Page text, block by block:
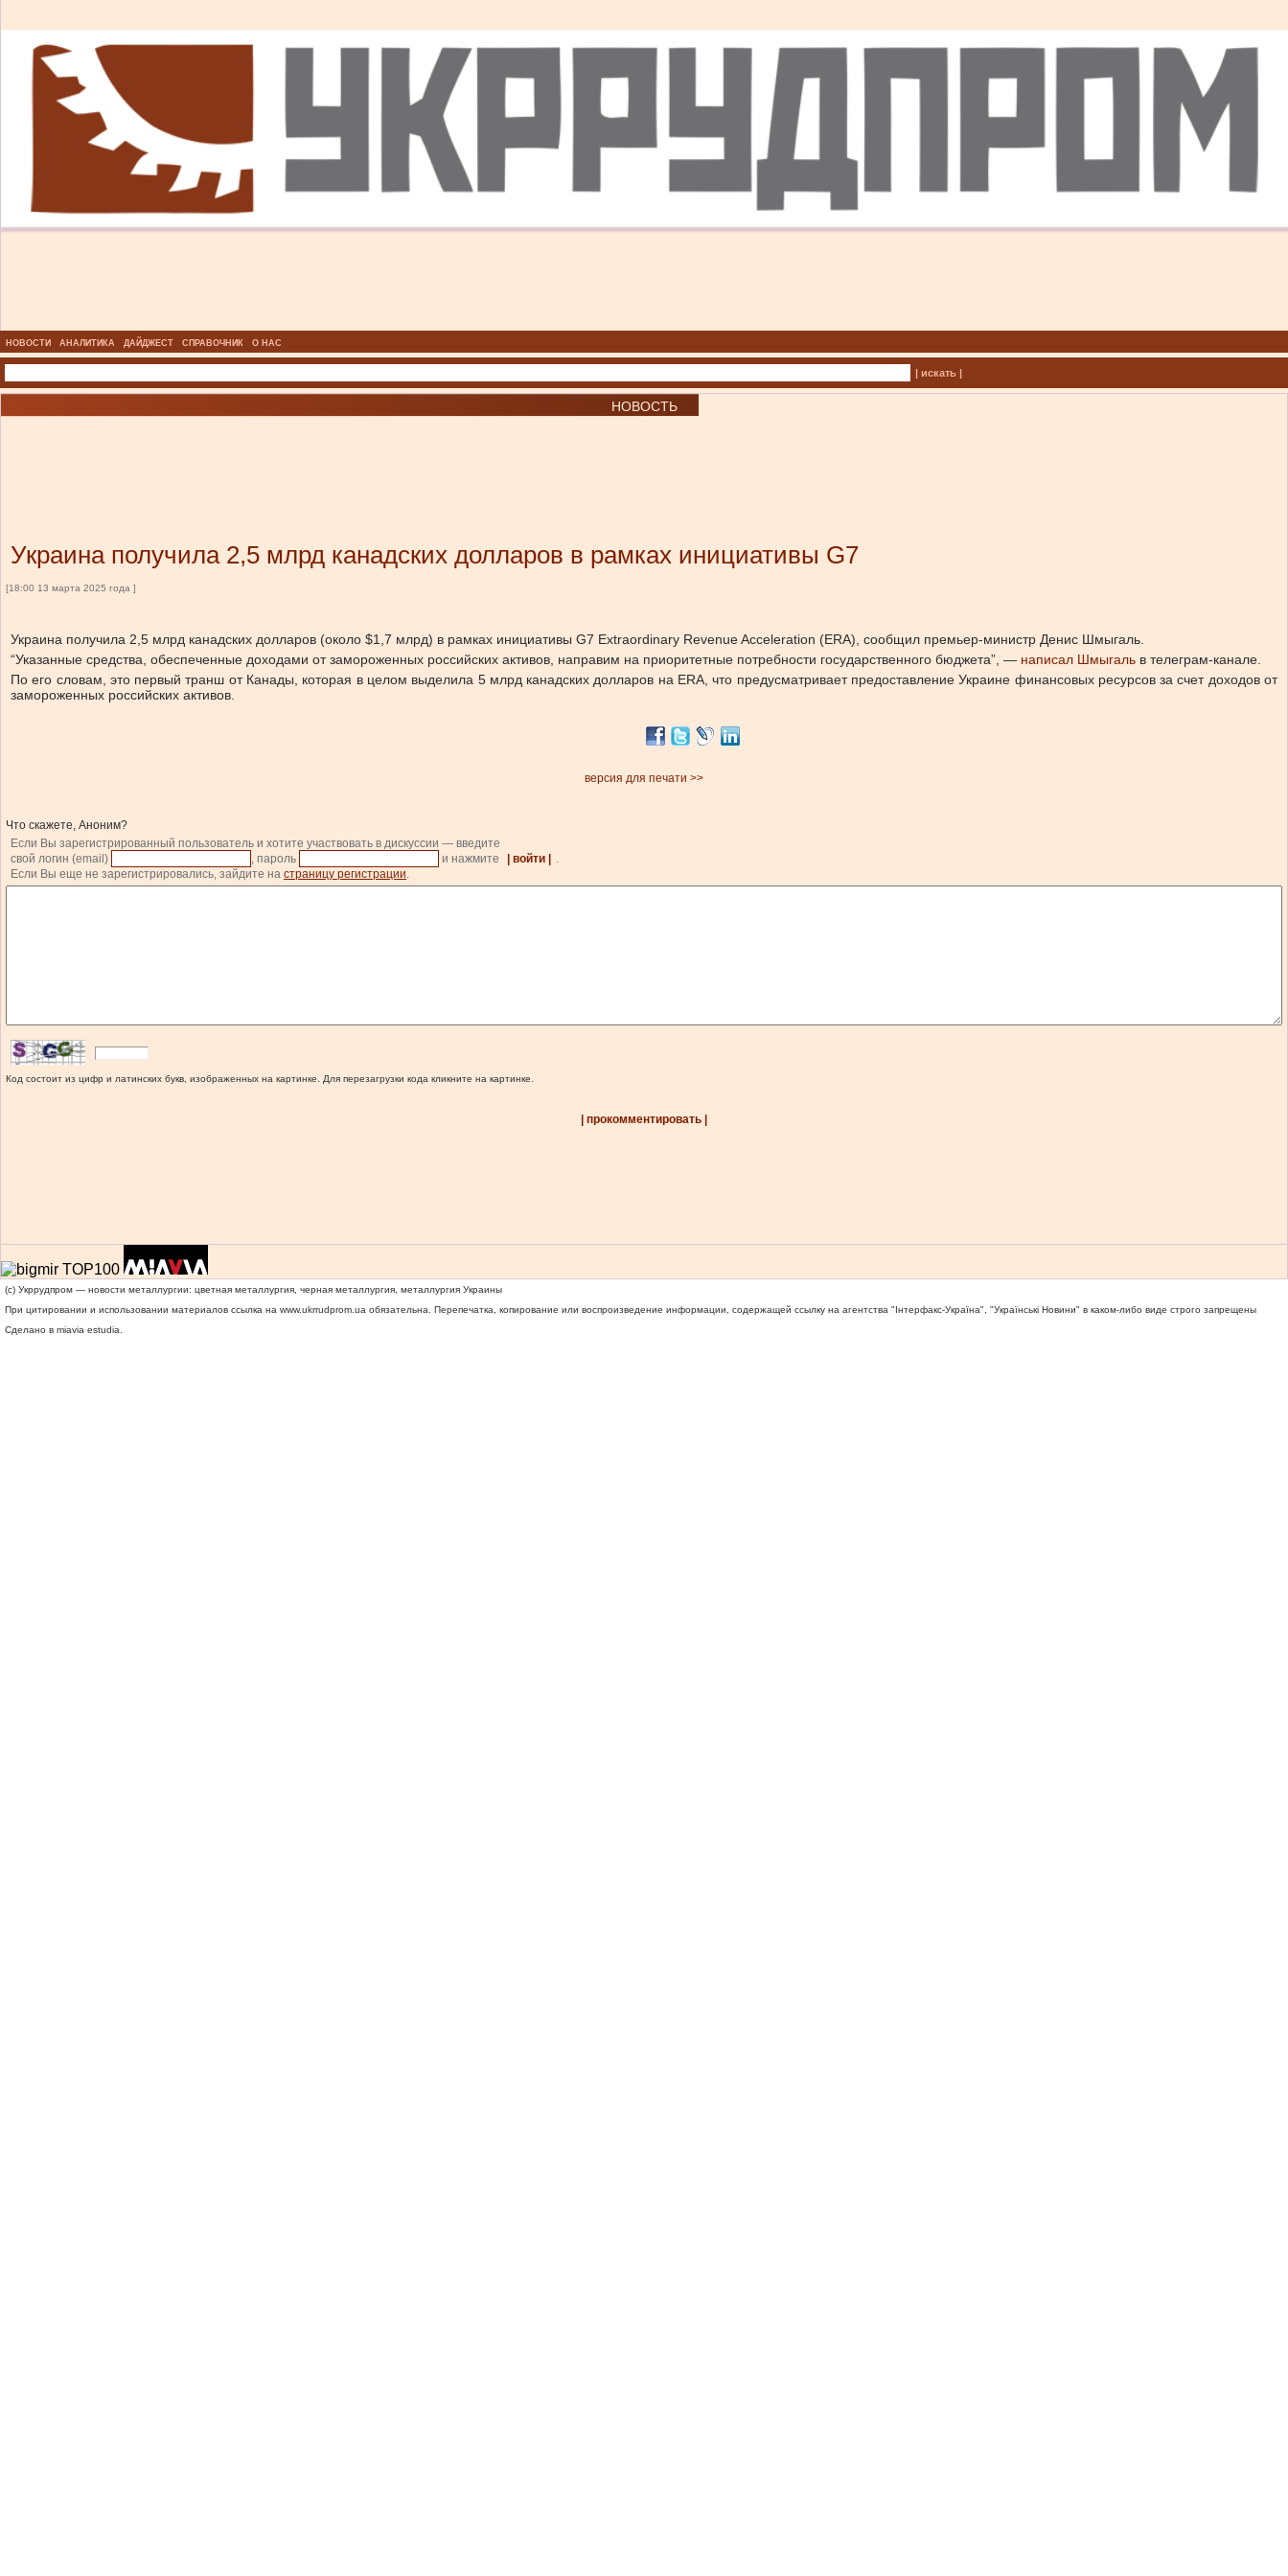
НОВОСТИ АНАЛИТИКА ДАЙДЖЕСТ СПРАВОЧНИК О НАС
| искать |
НОВОСТЬ
Украина получила 2,5 млрд канадских долларов в рамках инициативы G7
[18:00 13 марта 2025 года ]
Украина получила 2,5 млрд канадских долларов (около $1,7 млрд) в рамках инициативы G7 Extraordinary Revenue Acceleration (ERA), сообщил премьер-министр Денис Шмыгаль.
“Указанные средства, обеспеченные доходами от замороженных российских активов, направим на приоритетные потребности государственного бюджета”, — написал Шмыгаль в телеграм-канале.
По его словам, это первый транш от Канады, которая в целом выделила 5 млрд канадских долларов на ERA, что предусматривает предоставление Украине финансовых ресурсов за счет доходов от
замороженных российских активов.
версия для печати >>
Что скажете, Аноним?
Если Вы зарегистрированный пользователь и хотите участвовать в дискуссии — введите
свой логин (email)
, пароль и нажмите | войти |
.
Если Вы еще не зарегистрировались, зайдите на страницу регистрации.
Код состоит из цифр и латинских букв, изображенных на картинке. Для перезагрузки кода кликните на картинке.
| прокомментировать |
(c) Укррудпром — новости металлургии: цветная металлургия, черная металлургия, металлургия Украины
При цитировании и использовании материалов ссылка на www.ukrrudprom.ua обязательна. Перепечатка, копирование или воспроизведение информации, содержащей ссылку на агентства "Iнтерфакс-Україна", "Українськi Новини" в каком-либо виде строго запрещены
Сделано в miavia estudia.